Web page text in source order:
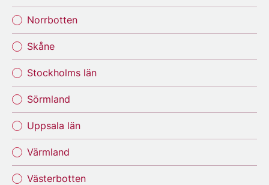
Norrbotten
Skåne
Stockholms län
Sörmland
Uppsala län
Värmland
Västerbotten